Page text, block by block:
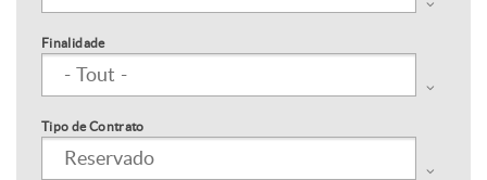
Finalidade
Tipo de Contrato